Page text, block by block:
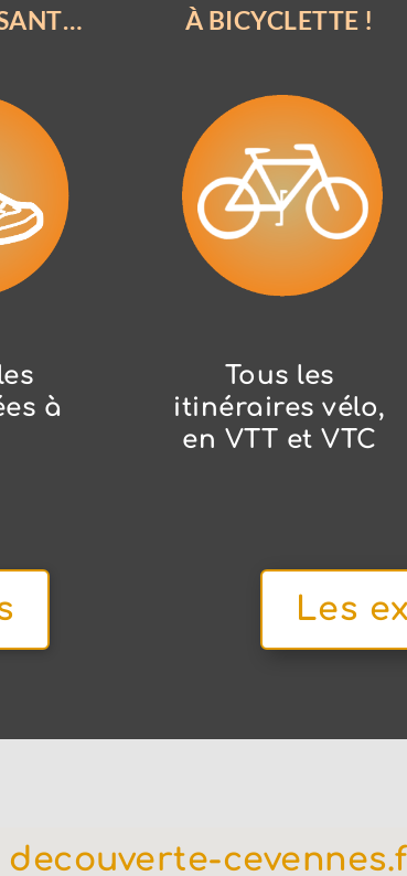
à
À BICYCLETTE !
Tous les
itinéraires vélo,
en VTT et VTC
Les
decouverte-